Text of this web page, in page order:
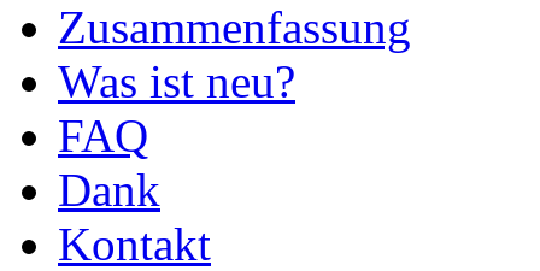
Zusammenfassung
Was ist neu?
FAQ
Dank
Kontakt